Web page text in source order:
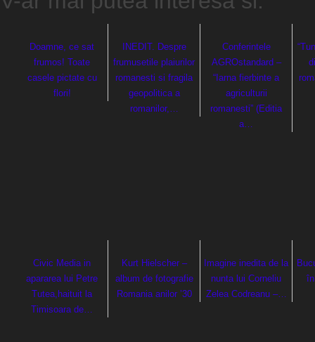
Doamne, ce sat
frumos! Toate
casele pictate cu
flori!
INEDIT. Despre
frumusetile plaiurilor
romanesti si fragila
geopolitica a
romanilor,…
Conferintele
AGROstandard –
“Iarna fierbinte a
agriculturii
romanesti” (Editia
a…
Civic Media in
apararea lui Petre
Tutea,haituit la
Timisoara de…
Kurt Hielscher –
album de fotografie
Romania anilor ’30
Imagine inedita de la
nunta lui Corneliu
Zelea Codreanu –…